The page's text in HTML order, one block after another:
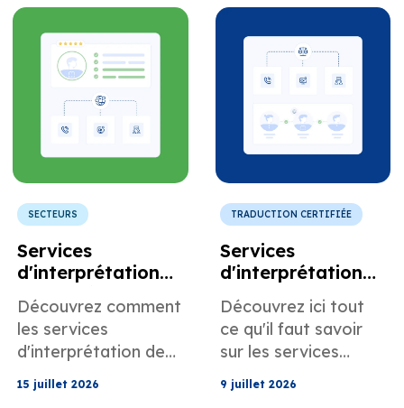
les parents.
écoles, les
universités et les
collèges.
SECTEURS
Services
d'interprétation
de conférence
pour les
événements
d'entreprise et les
réunions
Découvrez comment
les services
d'interprétation de
vous aider lors de
15 juillet 2026
TRADUCTION CERTIFIÉE
Services
d'interprétation
judiciaire pour les
avocats et les
équipes de
soutien juridique
Découvrez ici tout
ce qu'il faut savoir
sur les services
judiciaire sur site de
9 juillet 2026